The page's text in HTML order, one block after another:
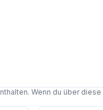
Wenn du über